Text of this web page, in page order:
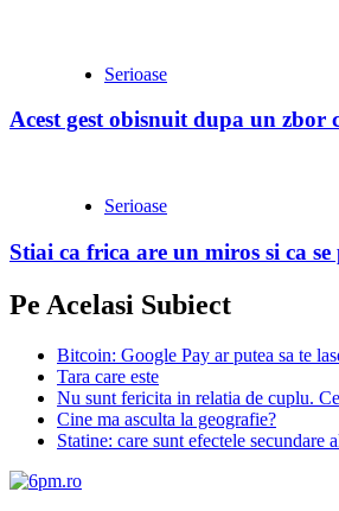
Serioase
Acest gest obisnuit dupa un
Serioase
Stiai ca frica are un miros si ca
Pe Acelasi Subiect
Bitcoin: Google Pay ar putea sa te
Tara care este
Nu sunt fericita in relatia de cuplu.
Cine ma asculta la geografie?
Statine: care sunt efectele secundare